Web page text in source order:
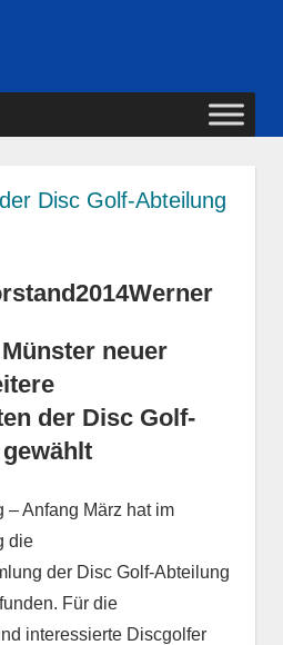
Frisbeesport-
Verband
Disc Golf-Abteilung
Werner
neuer
der Disc Golf-
– Anfang März hat im
die
der Disc Golf-Abteilung
Für die
interessierte Discgolfer